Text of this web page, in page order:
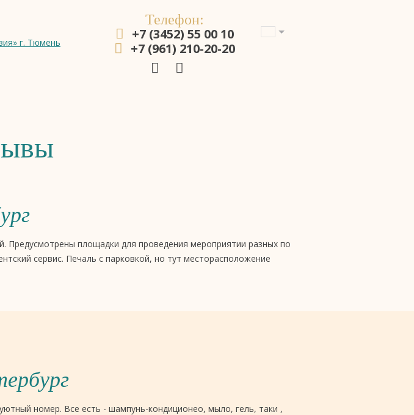
Телефон:
+7 (3452) 55 00 10
+7 (961) 210-20-20
площадки для проведения мероприятии разных по
сервис. Печаль с парковкой, но тут месторасположение
номер. Все есть - шампунь-кондиционео, мыло, гель, таки ,